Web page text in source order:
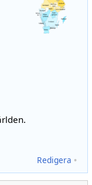
Redigera •